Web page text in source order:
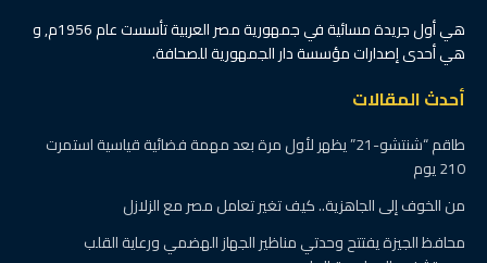
هي أول جريدة مسائية في جمهورية مصر العربية تأسست عام 1956م, و
هي أحدى إصدارات مؤسسة دار الجمهورية للصحافة.
أحدث المقالات
طاقم “شنتشو-21” يظهر لأول مرة بعد مهمة فضائية قياسية استمرت
210 يوم
من الخوف إلى الجاهزية.. كيف تغير تعامل مصر مع الزلازل
محافظ الجيزة يفتتح وحدتي مناظير الجهاز الهضمي ورعاية القلب